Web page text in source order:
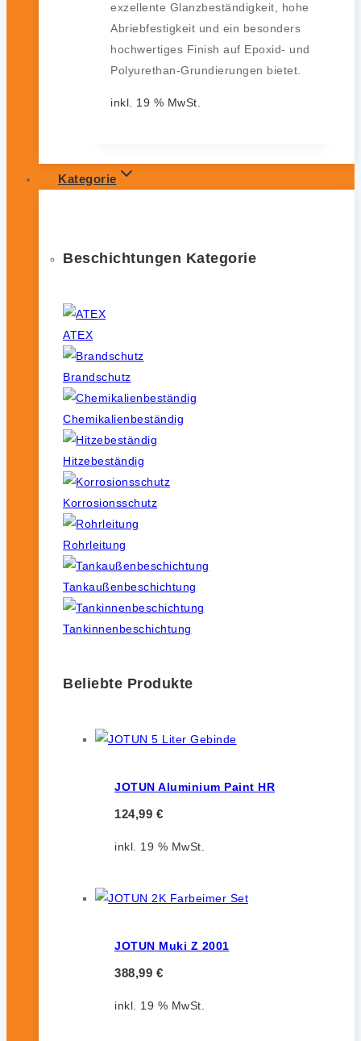
exzellente Glanzbeständigkeit, hohe
Abriebfestigkeit und ein besonders
hochwertiges Finish auf Epoxid- und
Polyurethan-Grundierungen bietet.
inkl. 19 % MwSt.
Kategorie
Beschichtungen Kategorie
ATEX
Brandschutz
Chemikalienbeständig
Hitzebeständig
Korrosionsschutz
Rohrleitung
Tankaußenbeschichtung
Tankinnenbeschichtung
Beliebte Produkte
JOTUN Aluminium Paint HR
124,99 €
inkl. 19 % MwSt.
JOTUN Muki Z 2001
388,99 €
inkl. 19 % MwSt.